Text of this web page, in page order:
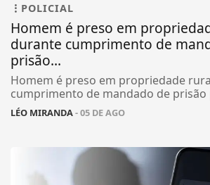
POLICIAL
Homem é preso em
durante cumprimento de
prisão...
Homem é preso em propriedade
cumprimento de mandado de prisão
LÉO MIRANDA- 05 DE AGO